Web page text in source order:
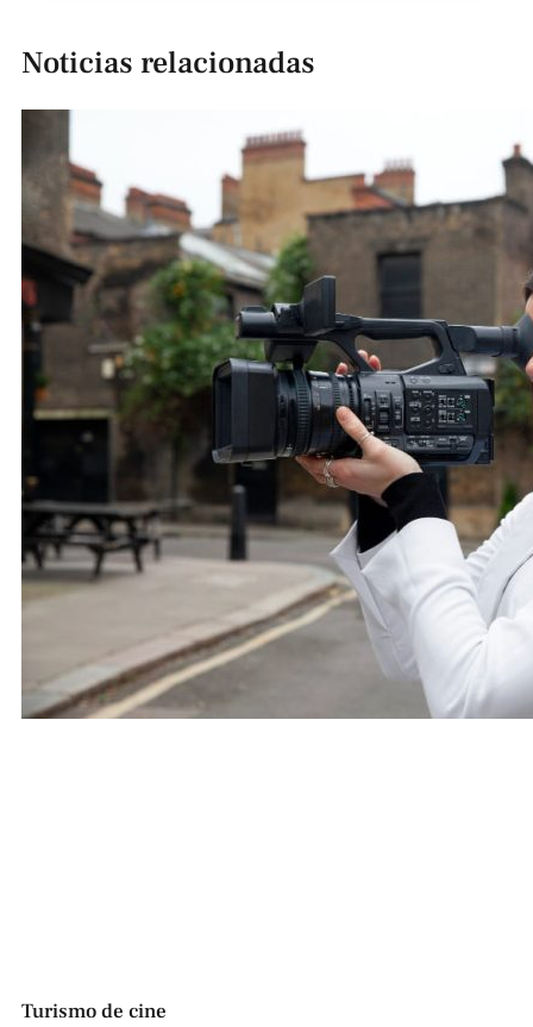
Noticias relacionadas
Turismo de cine